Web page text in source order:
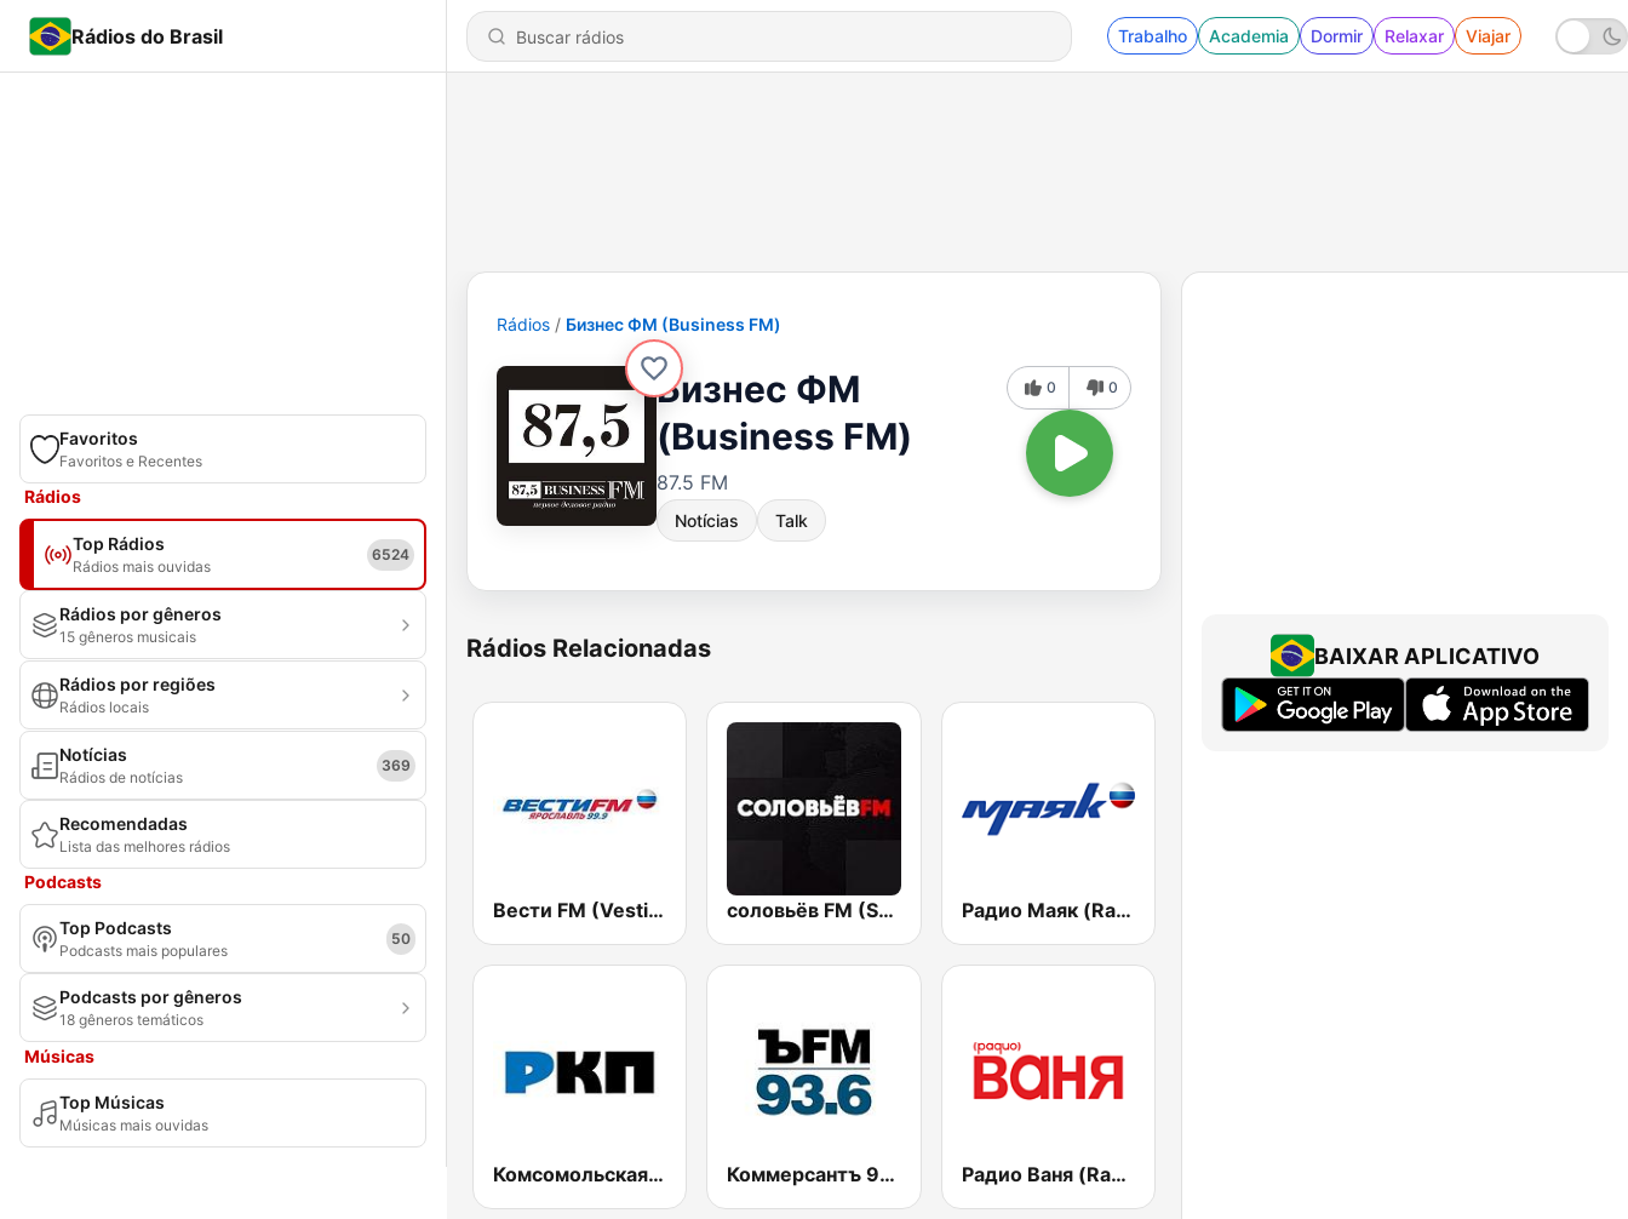
Rádios do Brasil Trabalho Academia Dormir Relaxar Viajar
Favoritos
Favoritos e Recentes
Rádios
Top Rádios
Rádios mais ouvidas
6524
Rádios por gêneros
15 gêneros musicais
Rádios por regiões
Rádios locais
Notícias
Rádios de notícias
369
Recomendadas
Lista das melhores rádios
Podcasts
Top Podcasts
Podcasts mais populares
50
Podcasts por gêneros
18 gêneros temáticos
Músicas
Top Músicas
Músicas mais ouvidas
Rádios Бизнес ФМ (Business FM)
Бизнес ФМ
(Business FM)
87.5 FM
Notícias Talk
0 0
Rádios Relacionadas
Вести FM (Vesti FM) соловьёв FM (Solovyov FM) Радио Маяк (Radio Mayak)
Комсомольская правда (Komsomolskaya pravda) Коммерсантъ 93.6 (Kommersant FM) Радио Ваня (Radio Vanya)
BAIXAR APLICATIVO